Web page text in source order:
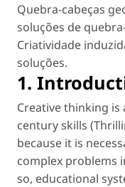
Quebra-cabeças
soluções de
Criatividade
soluções.
1.
Creative thinking
century skills
because it is
complex problems
so, educational